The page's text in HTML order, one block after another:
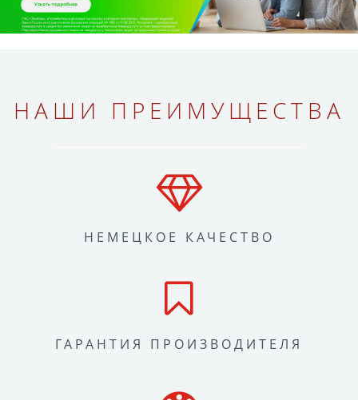
НАШИ ПРЕИМУЩЕСТВА
НЕМЕЦКОЕ КАЧЕСТВО
ГАРАНТИЯ ПРОИЗВОДИТЕЛЯ